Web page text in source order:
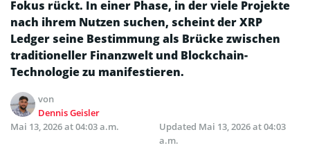
Fokus rückt. In einer Phase, in der viele Projekte
nach ihrem Nutzen suchen, scheint der XRP
Ledger seine Bestimmung als Brücke zwischen
traditioneller Finanzwelt und Blockchain-
Technologie zu manifestieren.
von
Dennis Geisler
Mai 13, 2026 at 04:03 a.m.
Updated Mai 13, 2026 at 04:03
a.m.